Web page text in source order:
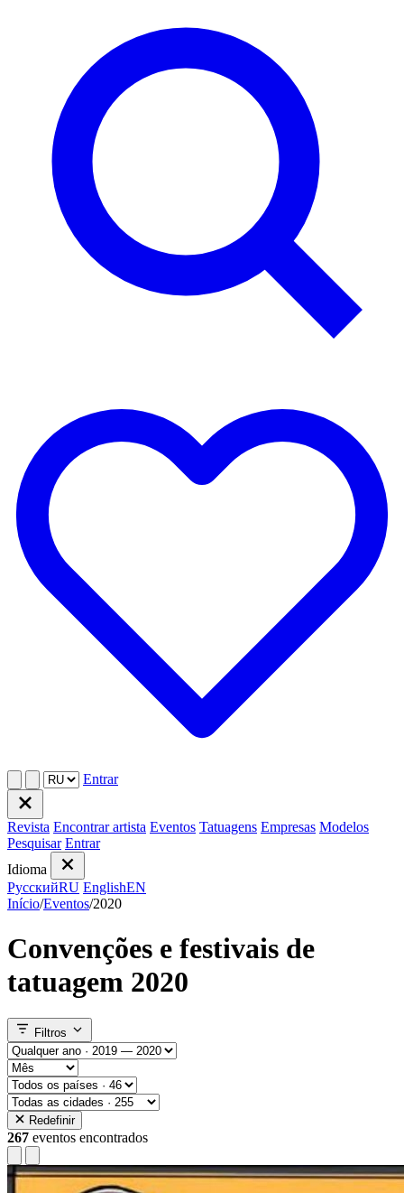
Entrar
Revista Encontrar artista Eventos Tatuagens Empresas Modelos
Pesquisar Entrar
Idioma
РусскийRU EnglishEN
Início/Eventos/2020
Convenções e festivais de
tatuagem 2020
Filtros
Redefinir
267 eventos encontrados